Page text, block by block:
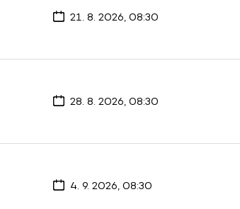
21. 8. 2026, 08:30
28. 8. 2026, 08:30
4. 9. 2026, 08:30